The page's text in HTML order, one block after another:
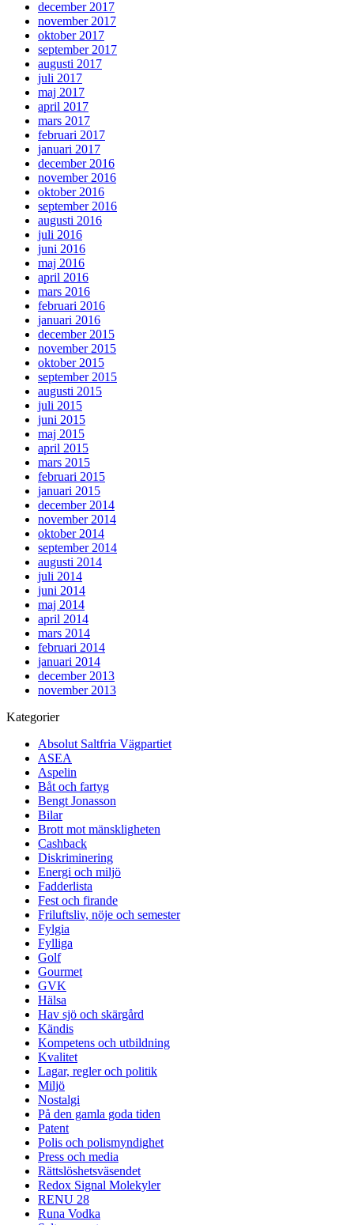
december 2017
november 2017
oktober 2017
september 2017
augusti 2017
juli 2017
maj 2017
april 2017
mars 2017
februari 2017
januari 2017
december 2016
november 2016
oktober 2016
september 2016
augusti 2016
juli 2016
juni 2016
maj 2016
april 2016
mars 2016
februari 2016
januari 2016
december 2015
november 2015
oktober 2015
september 2015
augusti 2015
juli 2015
juni 2015
maj 2015
april 2015
mars 2015
februari 2015
januari 2015
december 2014
november 2014
oktober 2014
september 2014
augusti 2014
juli 2014
juni 2014
maj 2014
april 2014
mars 2014
februari 2014
januari 2014
december 2013
november 2013
Kategorier
Absolut Saltfria Vägpartiet
ASEA
Aspelin
Båt och fartyg
Bengt Jonasson
Bilar
Brott mot mänskligheten
Cashback
Diskriminering
Energi och miljö
Fadderlista
Fest och firande
Friluftsliv, nöje och semester
Fylgia
Fylliga
Golf
Gourmet
GVK
Hälsa
Hav sjö och skärgård
Kändis
Kompetens och utbildning
Kvalitet
Lagar, regler och politik
Miljö
Nostalgi
På den gamla goda tiden
Patent
Polis och polismyndighet
Press och media
Rättslöshetsväsendet
Redox Signal Molekyler
RENU 28
Runa Vodka